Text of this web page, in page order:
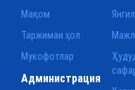
Мақом
Таржимаи ҳол
Мукофотлар
Администрация